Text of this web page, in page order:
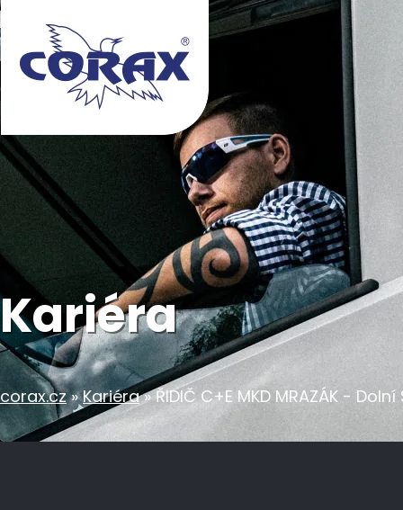
Kariéra
corax.cz Kariéra ŘIDIČ C+E MKD MRAZÁK -